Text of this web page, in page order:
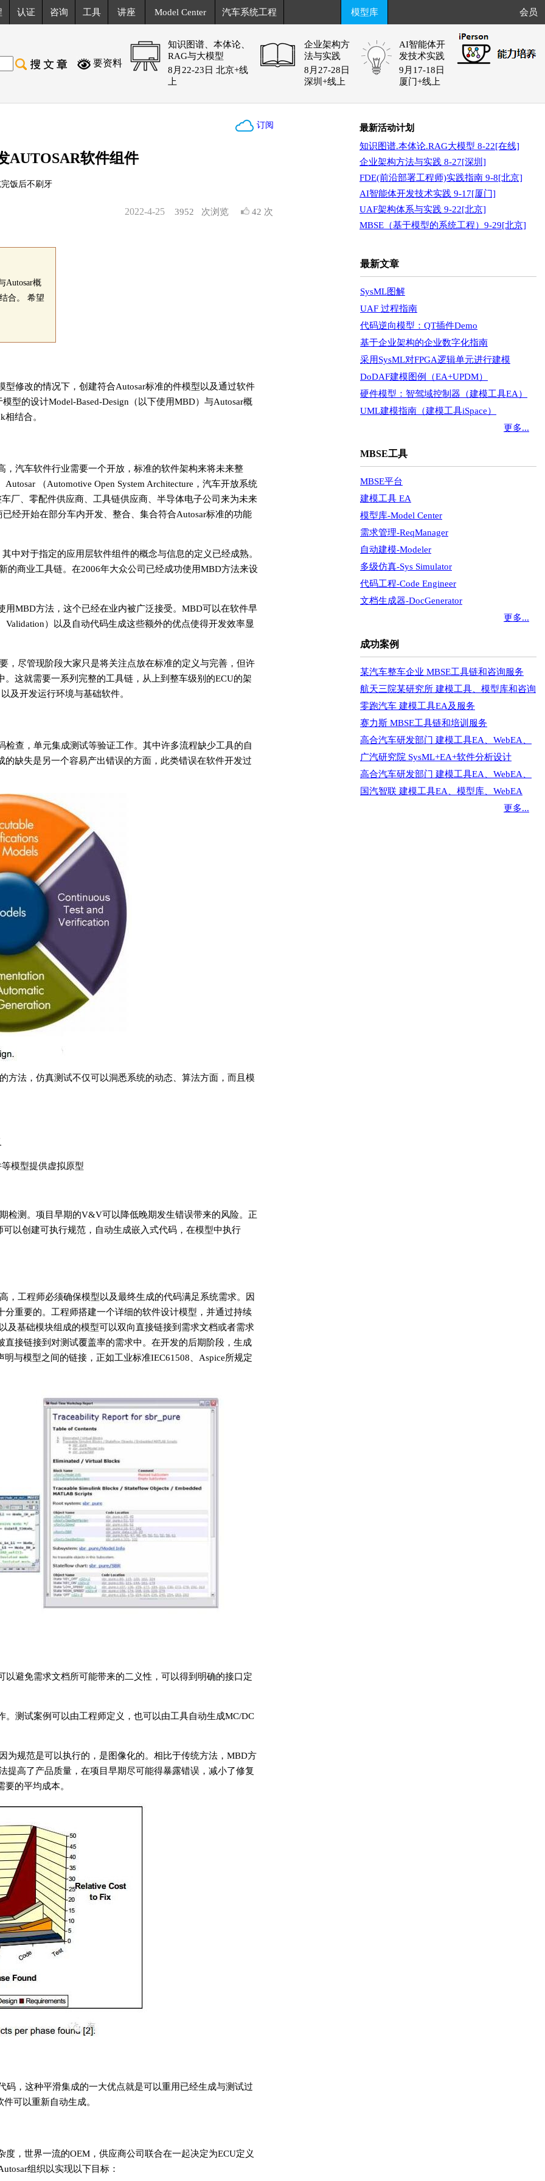
认证 咨询 工具 讲座 Model Center 汽车系统工程 模型库 会员
要资料
知识图谱、本体论、
RAG与大模型
8月22-23日 北京+线
上
企业架构方
法与实践
8月27-28日
深圳+线上
AI智能体开
发技术实践
9月17-18日
厦门+线上
订阅
AUTOSAR软件组件
饭后不刷牙
3952 次浏览 42 次
2022-4-25
Autosar概
合。 希望
修改的情况下，创建符合Autosar标准的件模型以及通过软件
型的设计Model-Based-Design（以下使用MBD）与Autosar概
结合。
汽车软件行业需要一个开放，标准的软件架构来将未来整
（Automotive Open System Architecture，汽车开放系统
厂、零配件供应商、工具链供应商、半导体电子公司来为未来
经开始在部分车内开发、整合、集合符合Autosar标准的功能
中对于指定的应用层软件组件的概念与信息的定义已经成熟。
的商业工具链。在2006年大众公司已经成功使用MBD方法来设
MBD方法，这个已经在业内被广泛接受。MBD可以在软件早
）以及自动代码生成这些额外的优点使得开发效率显
，尽管现阶段大家只是将关注点放在标准的定义与完善，但许
这就需要一系列完整的工具链，从上到整车级别的ECU的架
及开发运行环境与基础软件。
查，单元集成测试等验证工作。其中许多流程缺少工具的自
缺失是另一个容易产出错误的方面，此类错误在软件开发过
方法，仿真测试不仅可以洞悉系统的动态、算法方面，而且模
模型提供虚拟原型
检测。项目早期的V&V可以降低晚期发生错误带来的风险。正
以创建可执行规范，自动生成嵌入式代码，在模型中执行
工程师必须确保模型以及最终生成的代码满足系统需求。因
重要的。工程师搭建一个详细的软件设计模型，并通过持续
基础模块组成的模型可以双向直接链接到需求文档或者需求
接链接到对测试覆盖率的需求中。在开发的后期阶段，生成
与模型之间的链接，正如工业标准IEC61508、Aspice所规定
避免需求文档所可能带来的二义性，可以得到明确的接口定
测试案例可以由工程师定义，也可以由工具自动生成MC/DC
为规范是可以执行的，是图像化的。相比于传统方法，MBD方
高了产品质量，在项目早期尽可能得暴露错误，减小了修复
的平均成本。
码，这种平滑集成的一大优点就是可以重用已经生成与测试过
可以重新自动生成。
，世界一流的OEM，供应商公司联合在一起决定为ECU定义
组织以实现以下目标：
最新活动计划
知识图谱.本体论.RAG大模型 8-22[在线]
企业架构方法与实践 8-27[深圳]
FDE(前沿部署工程师)实践指南 9-8[北京]
AI智能体开发技术实践 9-17[厦门]
UAF架构体系与实践 9-22[北京]
MBSE（基于模型的系统工程）9-29[北京]
最新文章
SysML图解
UAF 过程指南
代码逆向模型：QT插件Demo
基于企业架构的企业数字化指南
采用SysML对FPGA逻辑单元进行建模
DoDAF建模图例（EA+UPDM）
硬件模型：智驾域控制器（建模工具EA）
UML建模指南（建模工具iSpace）
更多...
MBSE工具
MBSE平台
建模工具 EA
模型库-Model Center
需求管理-ReqManager
自动建模-Modeler
多级仿真-Sys Simulator
代码工程-Code Engineer
文档生成器-DocGenerator
更多...
成功案例
某汽车整车企业 MBSE工具链和咨询服务
航天三院某研究所 建模工具、模型库和咨询
零跑汽车 建模工具EA及服务
赛力斯 MBSE工具链和培训服务
高合汽车研发部门 建模工具EA、WebEA、
广汽研究院 SysML+EA+软件分析设计
高合汽车研发部门 建模工具EA、WebEA、
国汽智联 建模工具EA、模型库、WebEA
更多...